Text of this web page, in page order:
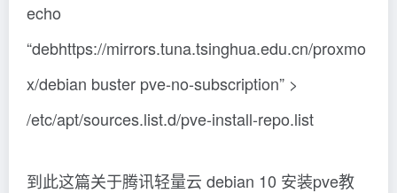
echo
“debhttps://mirrors.tuna.tsinghua.edu.cn/proxmo
x/debian buster pve-no-subscription” >
/etc/apt/sources.list.d/pve-install-repo.list
到此这篇关于腾讯轻量云 debian 10 安装pve教